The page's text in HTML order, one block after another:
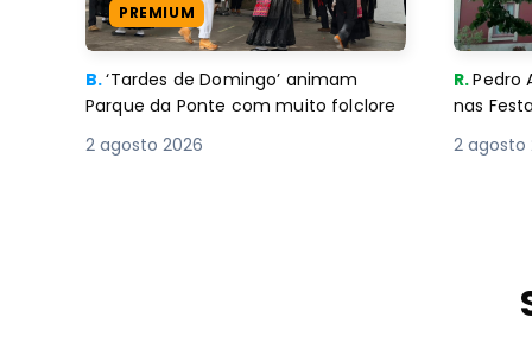
PREMIUM
B.‘Tardes de Domingo’ animam
Parque da Ponte com muito folclore
2 agosto 2026
R.Pedro
nas
2 agosto